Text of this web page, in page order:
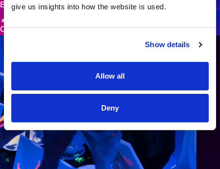
give us insights into how the website is used.
Show details
Allow all
Deny
Begeleiding door een kunstenaar
Canvas & schildermaterialen